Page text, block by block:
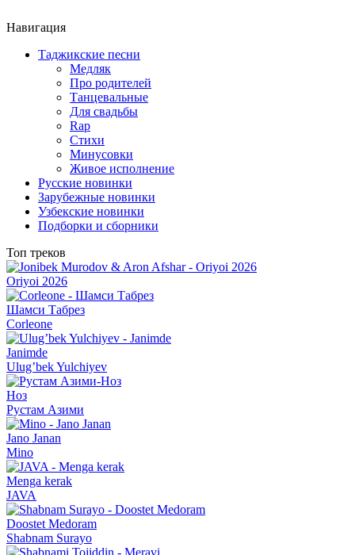
Навигация
Таджикские песни
Медляк
Про родителей
Танцевальные
Для свадьбы
Rap
Стихи
Минусовки
Живое исполнение
Русские новинки
Зарубежные новинки
Узбекские новинки
Подборки и сборники
Топ треков
Oriyoi 2026
Шамси Табрез
Corleone
Janimde
Ulug’bek Yulchiyev
Ноз
Рустам Азими
Jano Janan
Mino
Menga kerak
JAVA
Doostet Medoram
Shabnam Surayo